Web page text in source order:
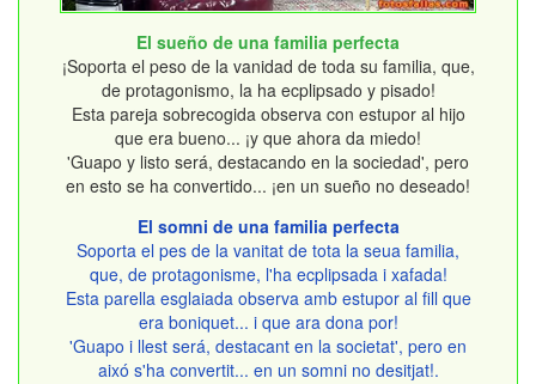
El sueño de una familia perfecta
¡Soporta el peso de la vanidad de toda su familia, que,
de protagonismo, la ha ecplipsado y pisado!
Esta pareja sobrecogida observa con estupor al hijo
que era bueno... ¡y que ahora da miedo!
'Guapo y listo será, destacando en la sociedad', pero
en esto se ha convertido... ¡en un sueño no deseado!
El somni de una familia perfecta
Soporta el pes de la vanitat de tota la seua familia,
que, de protagonisme, l'ha ecplipsada i xafada!
Esta parella esglaiada observa amb estupor al fill que
era boniquet... i que ara dona por!
'Guapo i llest será, destacant en la societat', pero en
aixó s'ha convertit... en un somni no desitjat!.